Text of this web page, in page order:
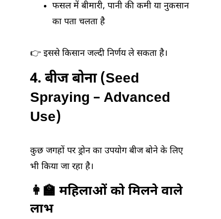
फसल में बीमारी, पानी की कमी या नुकसान
का पता चलता है
👉 इससे किसान जल्दी निर्णय ले सकता है।
4. बीज बोना (Seed
Spraying – Advanced
Use)
कुछ जगहों पर ड्रोन का उपयोग बीज बोने के लिए
भी किया जा रहा है।
👩‍🏫 महिलाओं को मिलने वाले
लाभ